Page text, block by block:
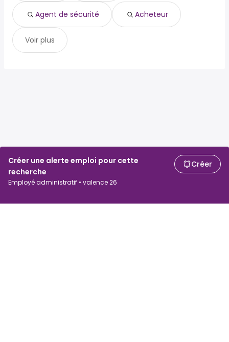
Créer une alerte emploi pour cette
recherche
Employé administratif • valence 26
Créer
Agent de sécurité Acheteur
Voir plus